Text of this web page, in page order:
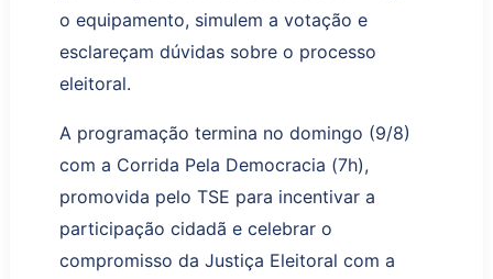
o equipamento, simulem a votação e
esclareçam dúvidas sobre o processo
eleitoral.
A programação termina no domingo (9/8)
com a Corrida Pela Democracia (7h),
promovida pelo TSE para incentivar a
participação cidadã e celebrar o
compromisso da Justiça Eleitoral com a